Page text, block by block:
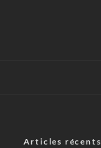
Articles récents